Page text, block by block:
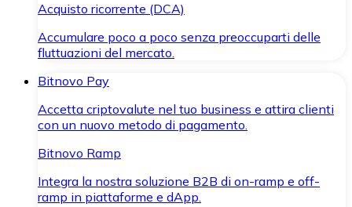
Acquisto ricorrente (DCA)
Accumulare poco a poco senza preoccuparti delle
fluttuazioni del mercato.
Bitnovo Pay
Accetta criptovalute nel tuo business e attira clienti
con un nuovo metodo di pagamento.
Bitnovo Ramp
Integra la nostra soluzione B2B di on-ramp e off-
ramp in piattaforme e dApp.